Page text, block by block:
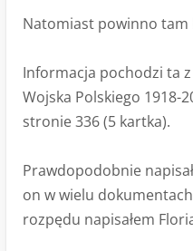
Natomiast powinno tam
Informacja pochodzi ta
Wojska Polskiego 1918-
stronie 336 (5 kartka).
Prawdopodobnie
on w wielu
rozpędu napisałem